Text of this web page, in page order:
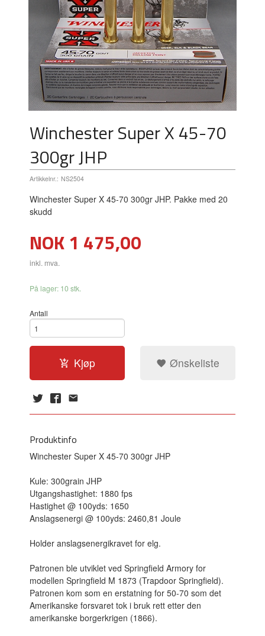
Winchester Super X 45-70
300gr JHP
Artikkelnr.: NS2504
Winchester Super X 45-70 300gr JHP. Pakke med 20
skudd
Pris
NOK1 475,00
inkl. mva.
På lager: 10 stk.
Antall
Kjøp Ønskeliste
Produktinfo
Winchester Super X 45-70 300gr JHP
Kule: 300grain JHP
Utgangshastighet: 1880 fps
Hastighet @ 100yds: 1650
Anslagsenergi @ 100yds: 2460,81 Joule
Holder anslagsenergikravet for elg.
Patronen ble utviklet ved Springfield Armoryfor
modellen Springfield M 1873 (Trapdoor Springfield).
Patronen kom som en erstatning for 50-70som det
Amerikanske forsvarettok i bruk rett etter den
amerikanske borgerkrigen (1866).